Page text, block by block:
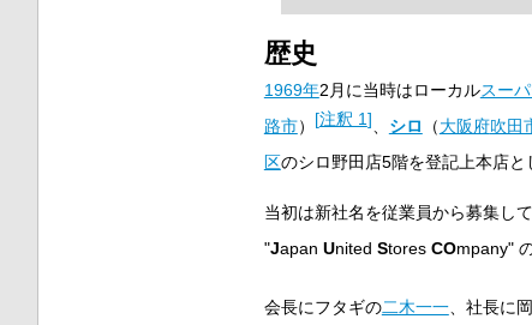
歴史
1969年2月に当時はローカルスー
路市） [注釈 1] シロ （大阪府吹田
区のシロ野田店5階を登記上本店
当初は新社名を従業員から募集し
"Japan United Stores COmpany"
会長にフタギの二木一一、社長に